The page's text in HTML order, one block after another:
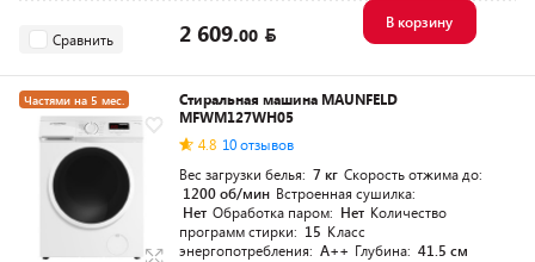
Сравнить 2 609.00
В корзину
Частями на 5 мес.
Стиральная машина MAUNFELD
MFWM127WH05
4.8 10 отзывов
Вес загрузки белья: 7 кг Скорость отжима до:
1200 об/мин Встроенная сушилка:
Нет Обработка паром: Нет Количество
программ стирки: 15 Класс
энергопотребления: A++ Глубина: 41.5 см